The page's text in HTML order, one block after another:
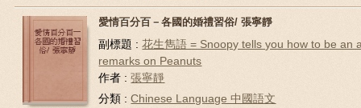
愛情百分百－各國的婚禮習俗/ 張寧靜
副標題 :花生雋語 = Snoopy tells you how to be an
remarks on Peanuts
作者 :張寧靜
分類 :Chinese Language 中國語文